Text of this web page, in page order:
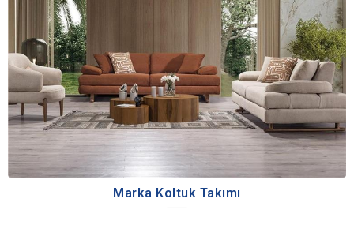
Marka Koltuk Takımı